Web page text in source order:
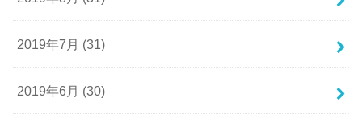
2019年7月 (31)
2019年6月 (30)